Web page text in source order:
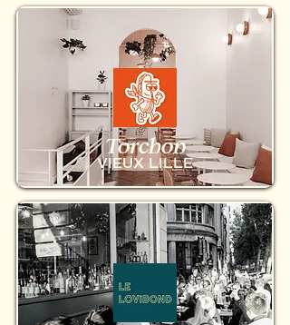
Torchon
VIEUX LILLE